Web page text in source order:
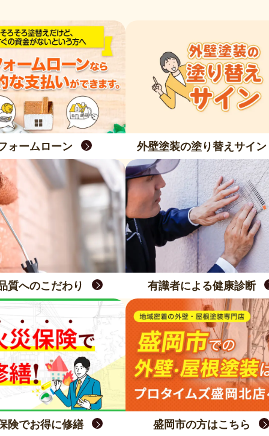
ォームローン 外壁塗装の塗り替えサイン
質へのこだわり 有識者による健康診断
険でお得に修繕 盛岡市の方はこちら